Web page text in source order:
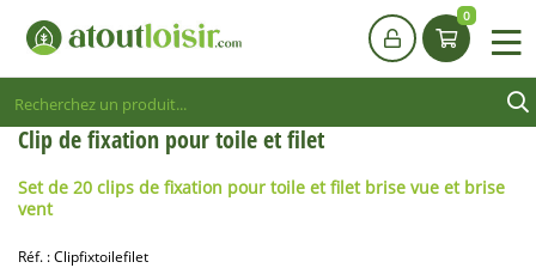
Clip de fixation pour toile et filet
Set de 20 clips de fixation pour toile et filet brise vue et brise
vent
Réf. :Clipfixtoilefilet
0